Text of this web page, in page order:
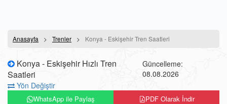
Anasayfa Trenler Konya - Eskişehir Tren Saatleri
Konya - Eskişehir Hızlı Tren
Saatleri
Yön Değiştir
Güncelleme:
08.08.2026
WhatsApp ile Paylaş PDF Olarak İndir